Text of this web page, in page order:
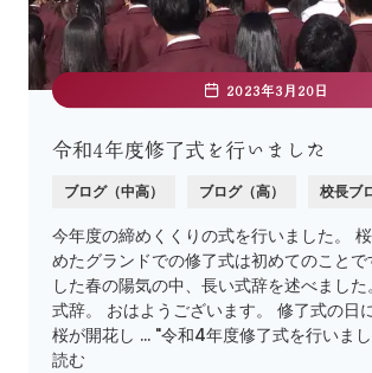
2023年3月20日
令和4年度修了式を行いました
ブログ（中高） ブログ（高） 校長ブ
今年度の締めくくりの式を行いました。
めたグランドでの修了式は初めてのことで
した春の陽気の中、長い式辞を述べまし
式辞。 おはようございます。 修了式の日
桜が開花し … "令和4年度修了式を行いま
読む